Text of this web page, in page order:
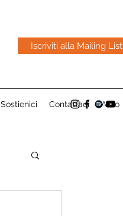
Iscriviti alla Mailing List
Sostienici Contattaci Altro